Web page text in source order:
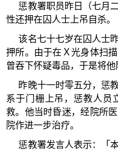
惩教署职员昨日（七月
性还押在囚人士上吊自杀。
该名七十七岁在囚人士
押所。由于在Ｘ光身体扫
曾吞下怀疑毒品，于是将
昨晚十一时零五分，惩
系于门栅上吊，惩教人员
救。他当时昏迷，经院所
院作进一步治疗。
惩教署发言人表示：「